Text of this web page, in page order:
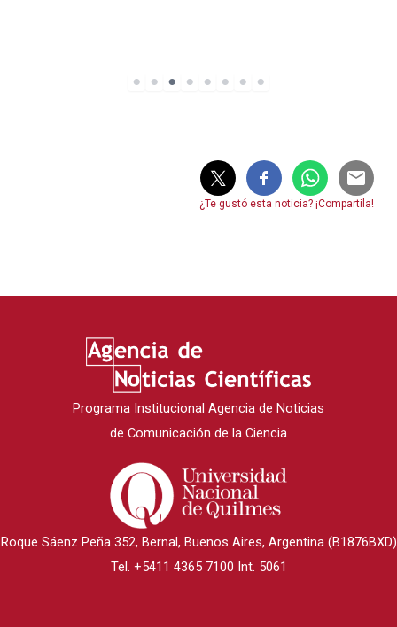
¿Te gustó esta noticia? ¡Compartila!
Programa Institucional Agencia de Noticias
de Comunicación de la Ciencia
Roque Sáenz Peña 352, Bernal, Buenos Aires, Argentina (B1876BXD)
Tel. +5411 4365 7100 Int. 5061